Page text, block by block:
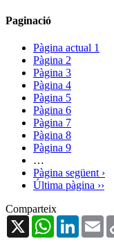
Paginació
Pàgina actual 1
Pàgina 2
Pàgina 3
Pàgina 4
Pàgina 5
Pàgina 6
Pàgina 7
Pàgina 8
Pàgina 9
…
Pàgina següent ›
Última pàgina ››
Comparteix
X
WhatsApp